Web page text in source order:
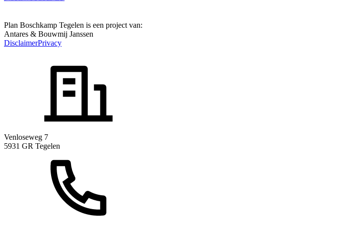
Plan Boschkamp Tegelen is een project van:
Antares & Bouwmij Janssen
DisclaimerPrivacy
Venloseweg 7
5931 GR Tegelen